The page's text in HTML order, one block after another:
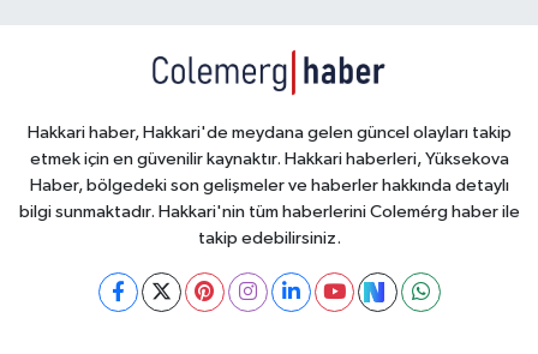
Hakkari haber, Hakkari'de meydana gelen güncel olayları takip
etmek için en güvenilir kaynaktır. Hakkari haberleri, Yüksekova
Haber, bölgedeki son gelişmeler ve haberler hakkında detaylı
bilgi sunmaktadır. Hakkari'nin tüm haberlerini Colemérg haber ile
takip edebilirsiniz.